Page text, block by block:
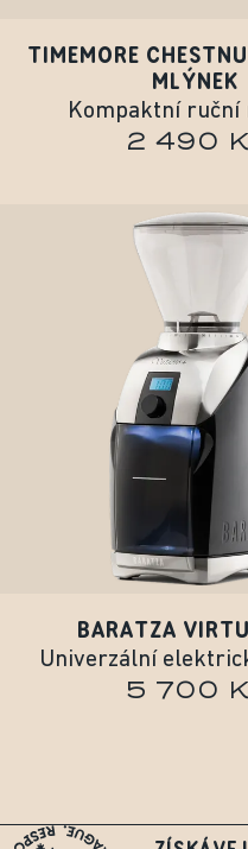
TIMEMORE
MLÝNEK
Kompaktní ruční
2 490
BARATZA
Univerzální
5 700